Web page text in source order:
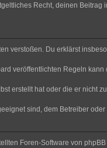
Recht, deinen Beitrag
verstoßen. Du erklärst
veröffentlichten Regeln
erstellt hat oder die er nicht
sind, dem Betreiber
Foren-Software von